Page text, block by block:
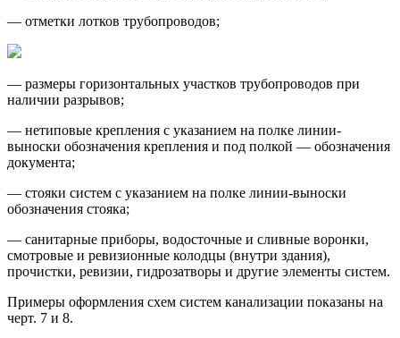
— отметки лотков трубопроводов;
— размеры горизонтальных участков трубопроводов при
наличии разрывов;
— нетиповые крепления с указанием на полке линии-
выноски обозначения крепления и под полкой — обозначения
документа;
— стояки систем с указанием на полке линии-выноски
обозначения стояка;
— санитарные приборы, водосточные и сливные воронки,
смотровые и ревизионные колодцы (внутри здания),
прочистки, ревизии, гидрозатворы и другие элементы систем.
Примеры оформления схем систем канализации показаны на
черт. 7 и 8.